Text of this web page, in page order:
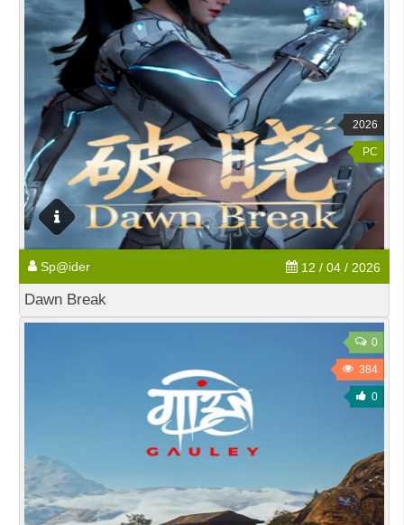
2026
PC
Sp@ider 12 / 04 / 2026
Dawn Break
0
384
0